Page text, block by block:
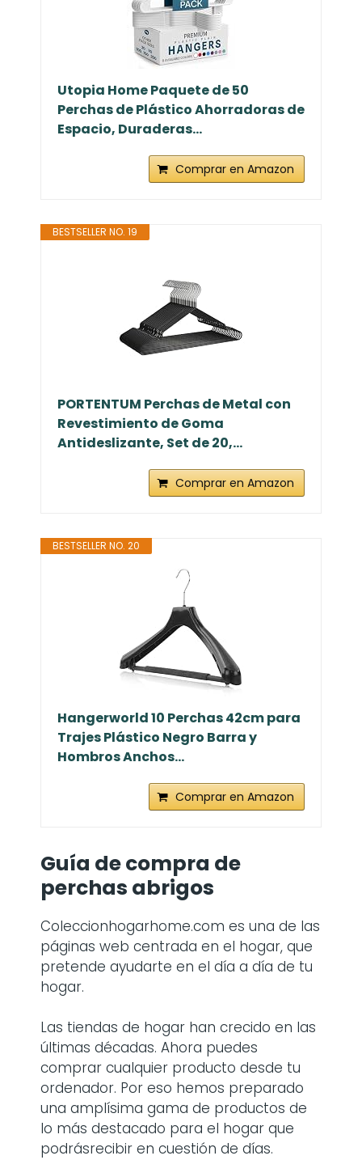
Utopia Home Paquete de 50
Perchas de Plástico Ahorradoras de
Espacio, Duraderas...
Comprar en Amazon
BESTSELLER NO. 19
PORTENTUM Perchas de Metal con
Revestimiento de Goma
Antideslizante, Set de 20,...
Comprar en Amazon
BESTSELLER NO. 20
Hangerworld 10 Perchas 42cm para
Trajes Plástico Negro Barra y
Hombros Anchos...
Comprar en Amazon
Guía de compra de
perchas abrigos
Coleccionhogarhome.com es una de las
páginas web centrada en el hogar, que
pretende ayudarte en el día a día de tu
hogar.
Las tiendas de hogar han crecido en las
últimas décadas. Ahora puedes
comprar cualquier producto desde tu
ordenador. Por eso hemos preparado
una amplísima gama de productos de
lo más destacado para el hogar que
podrásrecibir en cuestión de días.